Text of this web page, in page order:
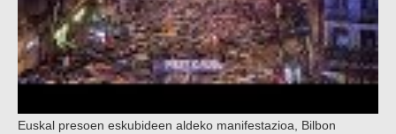
Euskal presoen eskubideen aldeko manifestazioa, Bilbon